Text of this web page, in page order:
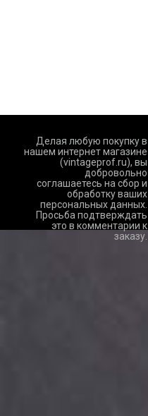
Делая любую покупку в
нашем интернет магазине
(vintageprof.ru), вы
добровольно
соглашаетесь на сбор и
обработку ваших
персональных данных.
Просьба подтверждать
это в комментарии к
заказу.